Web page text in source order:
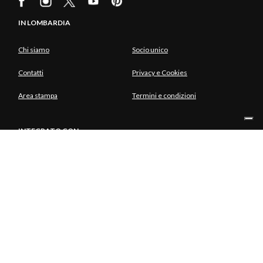
IN LOMBARDIA
Chi siamo Socio unico
Contatti Privacy e Cookies
Area stampa Termini e condizioni
INTEGRATO CON